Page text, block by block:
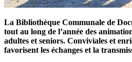
La Bibliothèque Communale de
tout au long de l’année des
adultes et seniors. Conviviales et
favorisent les échanges et la